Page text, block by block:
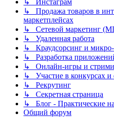
↳ Инстаграм
↳ Продажа товаров в
маркетплейсах
↳ Сетевой маркетинг
↳ Удаленная работа
↳ Краудсорсинг и микро-
↳ Разработка
↳ Онлайн-игры и
↳ Участие в конкурсах и
↳ Рекрутинг
↳ Секретная страница
↳ Блог - Практические
Общий форум